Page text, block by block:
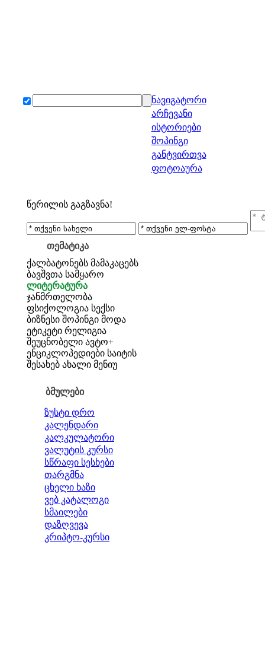
ნავიგატორი
არჩევანი
ისტორიები
შოპინგი
განტვირთვა
ფოტოაურა
წერილის გაგზავნა!
თემატიკა
ქალბატონებს მამაკაცებს
ბავშვთა სამყარო
ლიტერატურა
ჯანმრთელობა
ფსიქოლოგია სექსი
ბიზნესი შოპინგი მოდა
ეტიკეტი რელიგია
შეუცნობელი ავტო+
ენციკლოპედიები საიტის
შესახებ ახალი მენიუ
ბმულები
ზუსტი დრო
კალენდარი
კალკულატორი
ვალუტის კურსი
სწრაფი სესხები
თარგმნა
ცხელი ხაზი
ვებ კატალოგი
სმაილები
დაზღვევა
კრიპტო-კურსი